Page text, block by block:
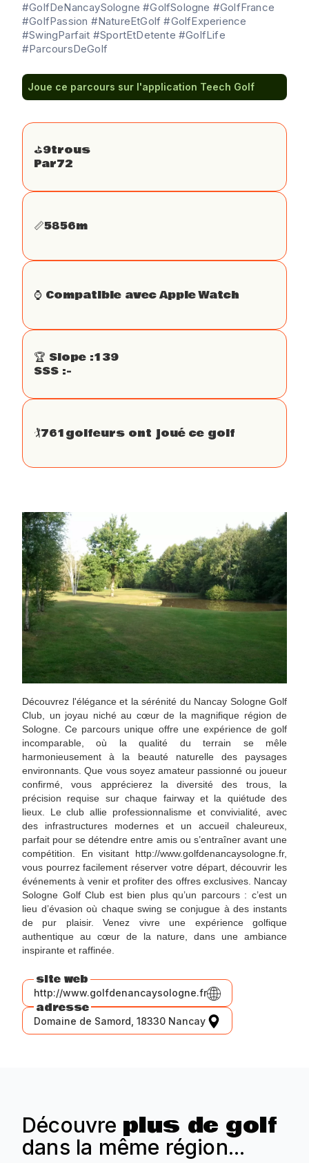
#GolfDeNancaySologne #GolfSologne #GolfFrance
#GolfPassion #NatureEtGolf #GolfExperience
#SwingParfait #SportEtDetente #GolfLife
#ParcoursDeGolf
Joue ce parcours sur l'application Teech Golf
⛳️9trous
Par72
📏5856m
⌚️ Compatible avec Apple Watch
🏆 Slope :139
SSS :-
🏌761golfeurs ont joué ce golf
Découvrez l'élégance et la sérénité du Nancay Sologne Golf
Club, un joyau niché au cœur de la magnifique région de
Sologne. Ce parcours unique offre une expérience de golf
incomparable, où la qualité du terrain se mêle
harmonieusement à la beauté naturelle des paysages
environnants. Que vous soyez amateur passionné ou joueur
confirmé, vous apprécierez la diversité des trous, la
précision requise sur chaque fairway et la quiétude des
lieux. Le club allie professionnalisme et convivialité, avec
des infrastructures modernes et un accueil chaleureux,
parfait pour se détendre entre amis ou s’entraîner avant une
compétition. En visitant http://www.golfdenancaysologne.fr,
vous pourrez facilement réserver votre départ, découvrir les
événements à venir et profiter des offres exclusives. Nancay
Sologne Golf Club est bien plus qu’un parcours : c’est un
lieu d’évasion où chaque swing se conjugue à des instants
de pur plaisir. Venez vivre une expérience golfique
authentique au cœur de la nature, dans une ambiance
inspirante et raffinée.
site web
http://www.golfdenancaysologne.fr
adresse
Domaine de Samord, 18330 Nancay
Découvre plus de golf
dans la même région...